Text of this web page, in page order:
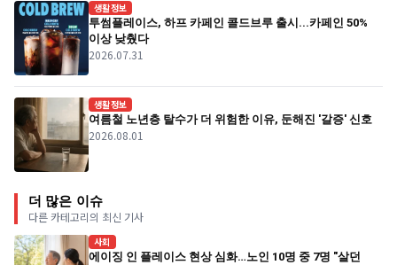
생활정보
투썸플레이스, 하프 카페인 콜드브루 출시...카페인 50%
이상 낮췄다
2026.07.31
생활정보
여름철 노년층 탈수가 더 위험한 이유, 둔해진 '갈증' 신호
2026.08.01
더 많은 이슈
다른 카테고리의 최신 기사
사회
에이징 인 플레이스 현상 심화…노인 10명 중 7명 "살던